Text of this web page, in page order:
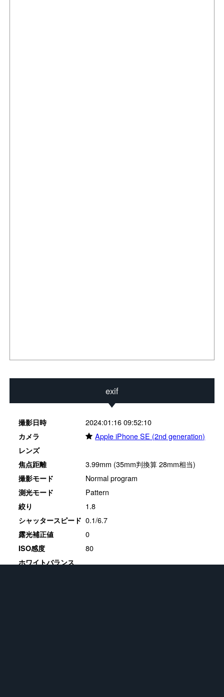
exif
撮影日時 2024:01:16 09:52:10
カメラ Apple iPhone SE (2nd generation)
レンズ
焦点距離
3.99mm (35mm判換算 28mm相当)
撮影モード Normal program
測光モード Pattern
絞り 1.8
シャッタースピード 0.1/6.7
露光補正値 0
ISO感度 80
ホワイトバランス